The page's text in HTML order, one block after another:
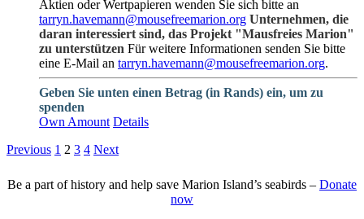
Aktien oder Wertpapieren wenden Sie sich bitte an
tarryn.havemann@mousefreemarion.org Unternehmen, die
daran interessiert sind, das Projekt "Mausfreies Marion"
zu unterstützen Für weitere Informationen senden Sie bitte
eine E-Mail an tarryn.havemann@mousefreemarion.org.
Geben Sie unten einen Betrag (in Rands) ein, um zu
spenden
Own Amount Details
Previous 1 2 3 4 Next
Be a part of history and help save Marion Island’s seabirds – Donate
now